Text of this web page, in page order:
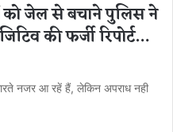
को जेल से बचाने पुलिस ने
की फर्जी रिपोर्ट…
नजर आ रहें हैं, लेकिन अपराध नही